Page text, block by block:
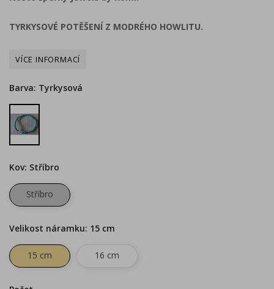
TYRKYSOVÉ POTĚŠENÍ Z MODRÉHO HOWLITU.
Barva: Tyrkysová
Tyrkysová
Kov: Stříbro
Stříbro
Velikost náramku: 15 cm
15 cm 16 cm